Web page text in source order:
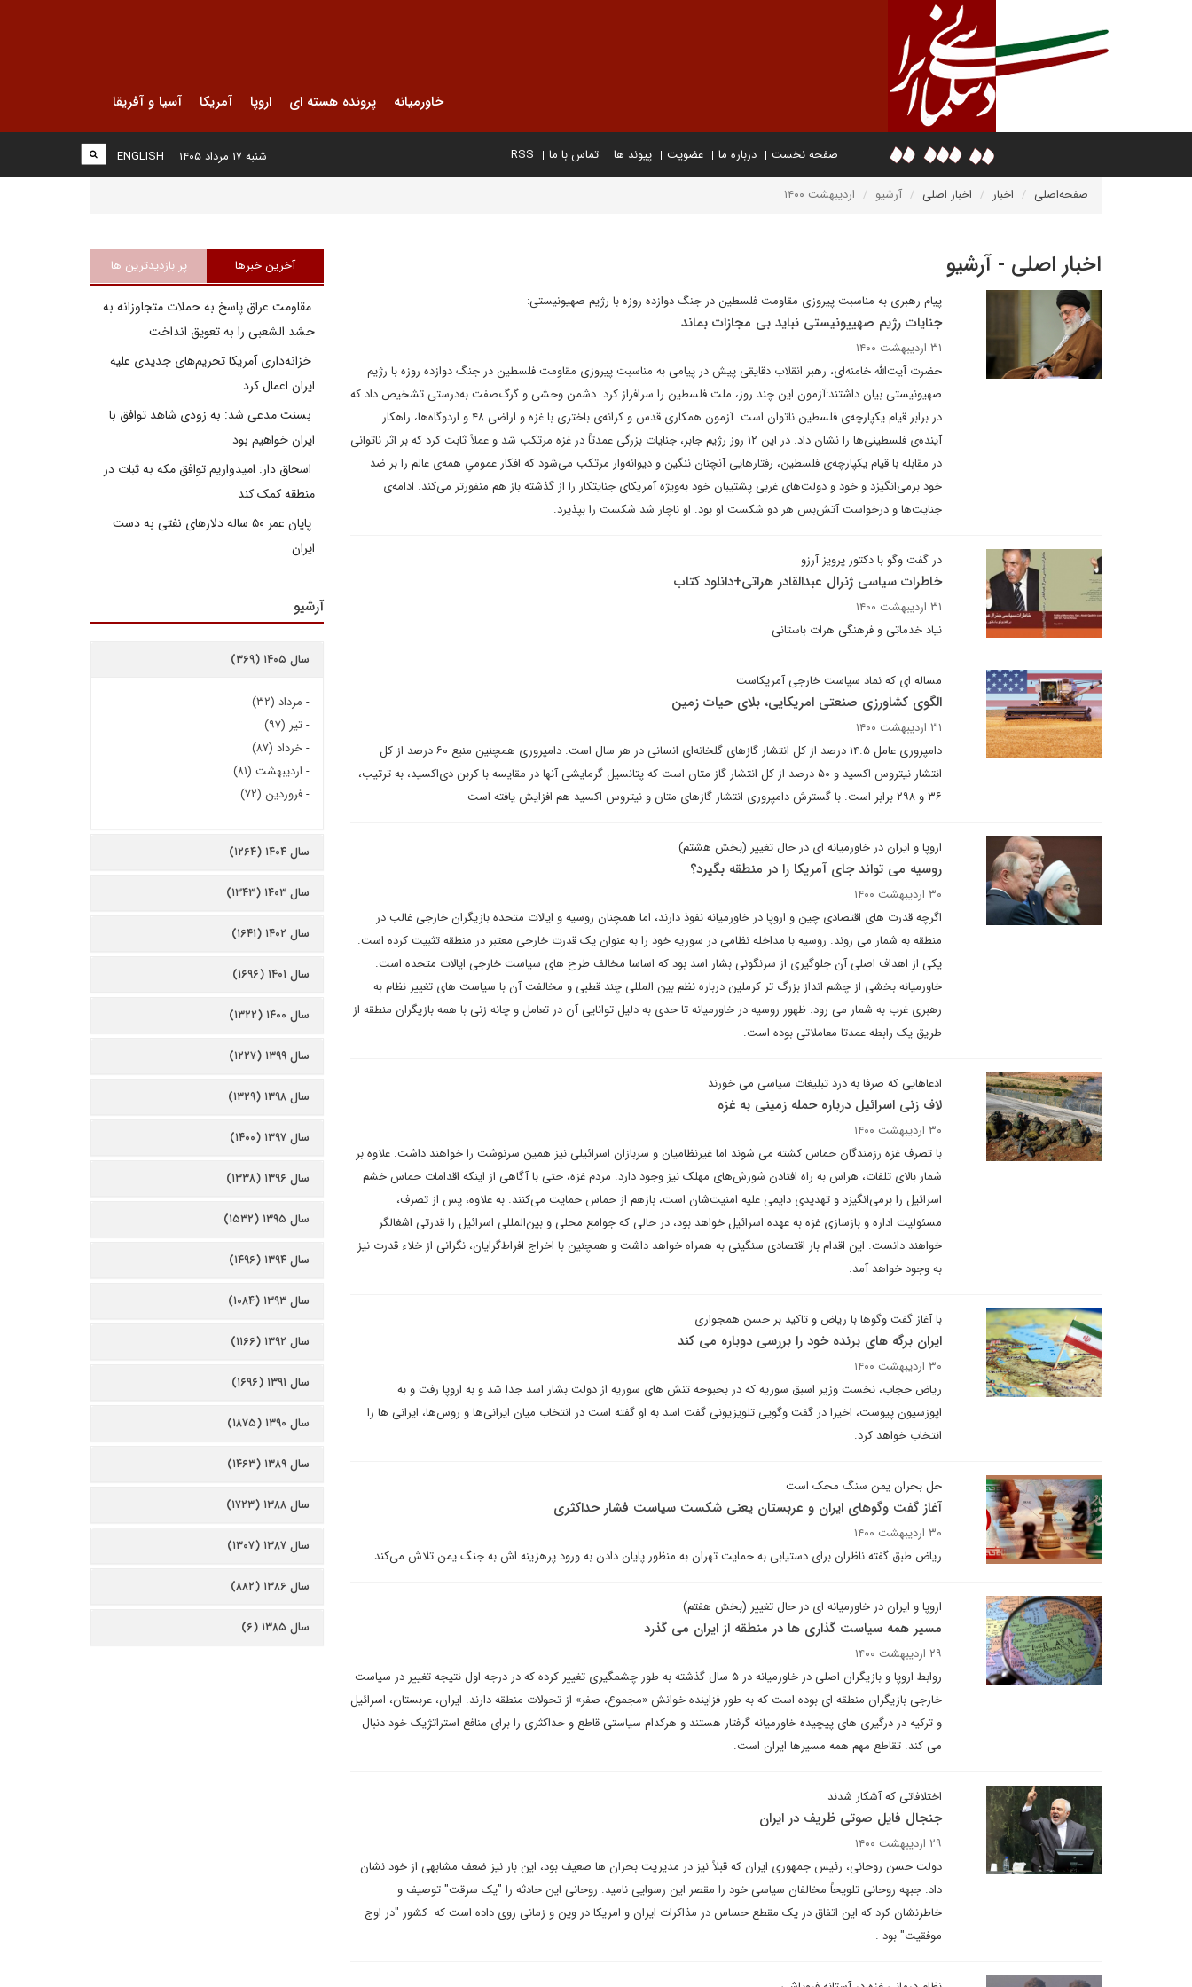
خاورمیانه پرونده هسته ای اروپا آمریکا آسیا و آفریقا
صفحه نخست درباره ما عضویت پیوند ها تماس با ما RSS
ENGLISH شنبه ۱۷ مرداد ۱۴۰۵
صفحه‌اصلی اخبار اخبار اصلی آرشیو اردیبهشت ۱۴۰۰
اخبار اصلی - آرشیو
پیام رهبری به مناسبت پیروزی مقاومت فلسطین در جنگ دوازده روزه با رژیم صهیونیستی:
جنایات رژیم صهییونیستی نباید بی مجازات بماند
۳۱ اردیبهشت ۱۴۰۰
حضرت آیت‌الله خامنه‌ای، رهبر انقلاب دقایقی پیش در پیامی به مناسبت پیروزی مقاومت فلسطین در جنگ دوازده روزه با رژیم
صهیونیستی بیان داشتند:آزمون این چند روز، ملت فلسطین را سرافراز کرد. دشمن وحشی و گرگ‌صفت به‌درستی تشخیص داد که
در برابر قیام یکپارچه‌ی فلسطین ناتوان است. آزمون همکاری قدس و کرانه‌ی باختری با غزه و اراضی ۴۸ و اردوگاه‌ها، راهکار
آینده‌ی فلسطینی‌ها را نشان داد. در این ۱۲ روز رژیم جابر، جنایات بزرگی عمدتاً در غزه مرتکب شد و عملاً ثابت کرد که بر اثر ناتوانی
در مقابله با قیام یکپارچه‌ی فلسطین، رفتارهایی آنچنان ننگین و دیوانه‌وار مرتکب می‌شود که افکار عمومیِ همه‌ی عالم را بر ضد
خود برمی‌انگیزد و خود و دولت‌های غربی پشتیبان خود به‌ویژه آمریکای جنایتکار را از گذشته باز هم منفورتر می‌کند. ادامه‌ی
جنایت‌ها و درخواست آتش‌بس هر دو شکست او بود. او ناچار شد شکست را بپذیرد.
در گفت وگو با دکتور پرویز آرزو
خاطرات سیاسی ژنرال عبدالقادر هراتی+دانلود کتاب
۳۱ اردیبهشت ۱۴۰۰
نیاد خدماتی و فرهنگی هرات باستانی
مساله ای که نماد سیاست خارجی آمریکاست
الگوی کشاورزی صنعتی امریکایی، بلای حیات زمین
۳۱ اردیبهشت ۱۴۰۰
دامپروری عامل ۱۴.۵ درصد از کل انتشار گازهای گلخانه‌ای انسانی در هر سال است. دامپروری همچنین منبع ۶۰ درصد از کل
انتشار نیتروس اکسید و ۵۰ درصد از کل انتشار گاز متان است که پتانسیل گرمایشی آنها در مقایسه با کربن دی‌اکسید، به ترتیب،
۳۶ و ۲۹۸ برابر است. با گسترش دامپروری انتشار گازهای متان و نیتروس اکسید هم افزایش یافته است
اروپا و ایران در خاورمیانه ای در حال تغییر (بخش هشتم)
روسیه می تواند جای آمریکا را در منطقه بگیرد؟
۳۰ اردیبهشت ۱۴۰۰
اگرچه قدرت های اقتصادی چین و اروپا در خاورمیانه نفوذ دارند، اما همچنان روسیه و ایالات متحده بازیگران خارجی غالب در
منطقه به شمار می روند. روسیه با مداخله نظامی در سوریه خود را به عنوان یک قدرت خارجی معتبر در منطقه تثبیت کرده است.
یکی از اهداف اصلی آن جلوگیری از سرنگونی بشار اسد بود که اساسا مخالف طرح های سیاست خارجی ایالات متحده است.
خاورمیانه بخشی از چشم انداز بزرگ تر کرملین درباره نظم بین المللی چند قطبی و مخالفت آن با سیاست های تغییر نظام به
رهبری غرب به شمار می رود. ظهور روسیه در خاورمیانه تا حدی به دلیل توانایی آن در تعامل و چانه زنی با همه بازیگران منطقه از
طریق یک رابطه عمدتا معاملاتی بوده است.
ادعاهایی که صرفا به درد تبلیغات سیاسی می خورند
لاف زنی اسرائیل درباره حمله زمینی به غزه
۳۰ اردیبهشت ۱۴۰۰
با تصرف غزه رزمندگان حماس کشته می شوند اما غیرنظامیان و سربازان اسرائیلی نیز همین سرنوشت را خواهند داشت. علاوه بر
شمار بالای تلفات، هراس به راه افتادن شورش‌های مهلک نیز وجود دارد. مردم غزه، حتی با آگاهی از اینکه اقدامات حماس خشم
اسرائیل را برمی‌انگیزد و تهدیدی دایمی علیه امنیت‌شان است، بازهم از حماس حمایت می‌کنند. به علاوه، پس از تصرف،
مسئولیت اداره و بازسازی غزه به عهده اسرائیل خواهد بود، در حالی که جوامع محلی و بین‌المللی اسرائیل را قدرتی اشغالگر
خواهند دانست. این اقدام بار اقتصادی سنگینی به همراه خواهد داشت و همچنین با اخراج افراط‌گرایان، نگرانی از خلاء قدرت نیز
به وجود خواهد آمد.
با آغاز گفت وگوها با ریاض و تاکید بر حسن همجواری
ایران برگه های برنده خود را بررسی دوباره می کند
۳۰ اردیبهشت ۱۴۰۰
ریاض حجاب، نخست وزیر اسبق سوریه که در بحبوحه تنش های سوریه از دولت بشار اسد جدا شد و به اروپا رفت و به
اپوزسیون پیوست، اخیرا در گفت وگویی تلویزیونی گفت اسد به او گفته است در انتخاب میان ایرانی‌ها و روس‌ها، ایرانی ها را
انتخاب خواهد کرد.
حل بحران یمن سنگ محک است
آغاز گفت وگوهای ایران و عربستان یعنی شکست سیاست فشار حداکثری
۳۰ اردیبهشت ۱۴۰۰
ریاض طبق گفته ناظران برای دستیابی به حمایت تهران به منظور پایان دادن به ورود پرهزینه اش به جنگ یمن تلاش می‌کند.
اروپا و ایران در خاورمیانه ای در حال تغییر (بخش هفتم)
مسیر همه سیاست گذاری ها در منطقه از ایران می گذرد
۲۹ اردیبهشت ۱۴۰۰
روابط اروپا و بازیگران اصلی در خاورمیانه در ۵ سال گذشته به طور چشمگیری تغییر کرده که در درجه اول نتیجه تغییر در سیاست
خارجی بازیگران منطقه ای بوده است که به طور فزاینده خوانش «مجموع، صفر» از تحولات منطقه دارند. ایران، عربستان، اسرائیل
و ترکیه در درگیری های پیچیده خاورمیانه گرفتار هستند و هرکدام سیاستی قاطع و حداکثری را برای منافع استراتژیک خود دنبال
می کند. تقاطع مهم همه مسیرها ایران است.
اختلافاتی که آشکار شدند
جنجال فایل صوتی ظریف در ایران
۲۹ اردیبهشت ۱۴۰۰
دولت حسن روحانی، رئیس جمهوری ایران که قبلاً نیز در مدیریت بحران ها صعیف بود، این بار نیز ضعف مشابهی از خود نشان
داد. جبهه روحانی تلویحاً مخالفان سیاسی خود را مقصر این رسوایی نامید. روحانی این حادثه را "یک سرقت" توصیف و
خاطرنشان کرد که این اتفاق در یک مقطع حساس در مذاکرات ایران و امریکا در وین و زمانی روی داده است که کشور "در اوج
موفقیت" بود .
آخرین خبرها پر بازدیدترین ها
مقاومت عراق پاسخ به حملات متجاوزانه به
حشد الشعبی را به تعویق انداخت
خزانه‌داری آمریکا تحریم‌های جدیدی علیه
ایران اعمال کرد
بسنت مدعی شد: به زودی شاهد توافق با
ایران خواهیم بود
اسحاق دار: امیدواریم توافق مکه به ثبات در
منطقه کمک کند
پایان عمر ۵۰ ساله دلارهای نفتی به دست
ایران
آرشیو
سال ۱۴۰۵ (۳۶۹)
- مرداد (۳۲)
-تیر (۹۷)
-خرداد (۸۷)
- اردیبهشت (۸۱)
-فروردین (۷۲)
سال ۱۴۰۴ (۱۲۶۴)
سال ۱۴۰۳ (۱۳۴۳)
سال ۱۴۰۲ (۱۶۴۱)
سال ۱۴۰۱ (۱۶۹۶)
سال ۱۴۰۰ (۱۳۲۲)
سال ۱۳۹۹ (۱۲۲۷)
سال ۱۳۹۸ (۱۳۲۹)
سال ۱۳۹۷ (۱۴۰۰)
سال ۱۳۹۶ (۱۳۳۸)
سال ۱۳۹۵ (۱۵۳۲)
سال ۱۳۹۴ (۱۴۹۶)
سال ۱۳۹۳ (۱۰۸۴)
سال ۱۳۹۲ (۱۱۶۶)
سال ۱۳۹۱ (۱۶۹۶)
سال ۱۳۹۰ (۱۸۷۵)
سال ۱۳۸۹ (۱۴۶۳)
سال ۱۳۸۸ (۱۷۲۳)
سال ۱۳۸۷ (۱۳۰۷)
سال ۱۳۸۶ (۸۸۲)
سال ۱۳۸۵ (۶)